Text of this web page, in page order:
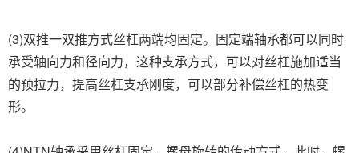
(3)双推一双推方式丝杠两端均固定。固定端轴承都可以同时
承受轴向力和径向力，这种支承方式，可以对丝杠施加适当
的预拉力，提高丝杠支承刚度，可以部分补偿丝杠的热变
形。